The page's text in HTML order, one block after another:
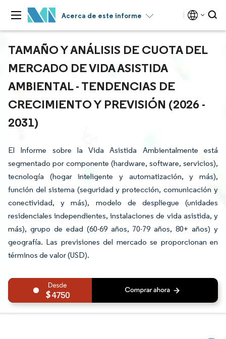
Acerca de este informe
TAMAÑO Y ANÁLISIS DE CUOTA DEL
MERCADO DE VIDA ASISTIDA
AMBIENTAL - TENDENCIAS DE
CRECIMIENTO Y PREVISIÓN (2026 -
2031)
El Informe sobre la Vida Asistida Ambientalmente está
segmentado por componente (hardware, software, servicios),
tecnología (hogar inteligente y automatización, y más),
función del sistema (seguridad y protección, comunicación y
conectividad, y más), modelo de despliegue (unidades
residenciales independientes, instalaciones de vida asistida, y
más), grupo de edad (60-69 años, 70-79 años, 80+ años) y
geografía. Las previsiones del mercado se proporcionan en
términos de valor (USD).
4750